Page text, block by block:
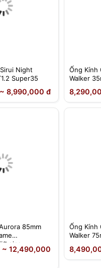
Night
Super35
8,990,000 đ
Ống Kính
Walker
85mm
Leica
~ 12,490,000
Ống Kính
Walker